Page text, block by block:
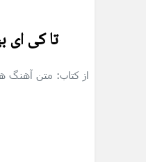
تا کی ای
از کتاب: متن آهنگ